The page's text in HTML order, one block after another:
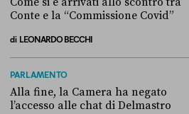
Conte e la “Commissione Covid”
di LEONARDO BECCHI
PARLAMENTO
Alla fine, la Camera ha negato
l’accesso alle chat di Delmastro